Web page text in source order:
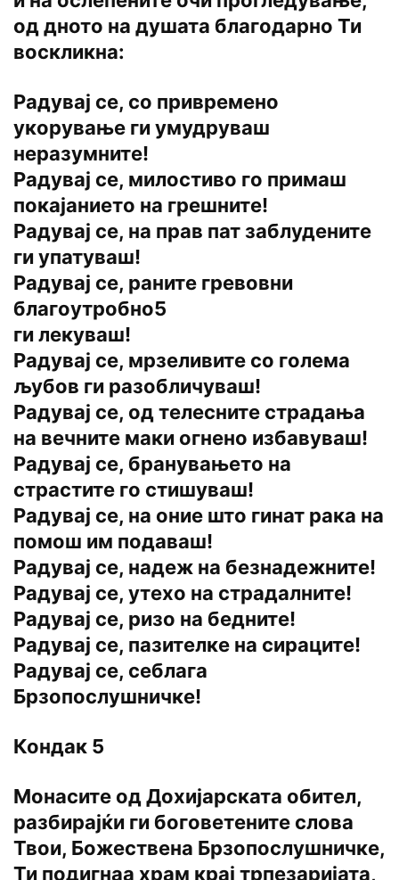
од дното на душата благодарно Ти
воскликна:
Радувај се, со привремено
укорување ги умудруваш
неразумните!
Радувај се, милостиво го примаш
покајанието на грешните!
Радувај се, на прав пат заблудените
ги упатуваш!
Радувај се, раните гревовни
благоутробно5
ги лекуваш!
Радувај се, мрзеливите со голема
љубов ги разобличуваш!
Радувај се, од телесните страдања
на вечните маки огнено избавуваш!
Радувај се, бранувањето на
страстите го стишуваш!
Радувај се, на оние што гинат рака на
помош им подаваш!
Радувај се, надеж на безнадежните!
Радувај се, утехо на страдалните!
Радувај се, ризо на бедните!
Радувај се, пазителке на сираците!
Радувај се, себлага
Брзопослушничке!
Кондак 5
Монасите од Дохијарската обител,
разбирајќи ги боговетените слова
Твои, Божествена Брзопослушничке,
Ти подигнаа храм крај трпезаријата,